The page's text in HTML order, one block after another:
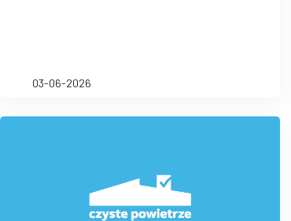
03-06-2026